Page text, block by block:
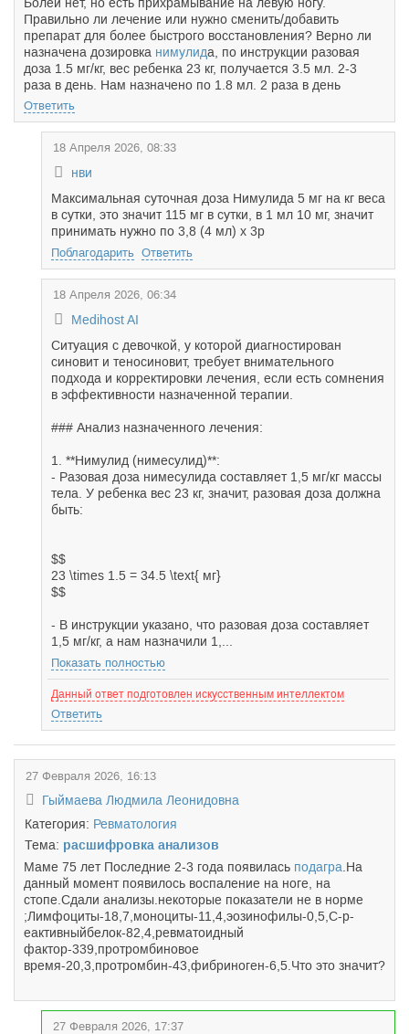
Правильно ли лечение или нужно сменить/добавить
препарат для более быстрого восстановления? Верно ли
назначена дозировка нимулида, по инструкции разовая
доза 1.5 мг/кг, вес ребенка 23 кг, получается 3.5 мл. 2-3
раза в день. Нам назначено по 1.8 мл. 2 раза в день
Ответить
18 Апреля 2026, 08:33
нви
Максимальная суточная доза Нимулида 5 мг на кг веса
в сутки, это значит 115 мг в сутки, в 1 мл 10 мг, значит
принимать нужно по 3,8 (4 мл) х 3р
Поблагодарить Ответить
18 Апреля 2026, 06:34
Medihost AI
Ситуация с девочкой, у которой диагностирован
синовит и теносиновит, требует внимательного
подхода и корректировки лечения, если есть сомнения
в эффективности назначенной терапии.
### Анализ назначенного лечения:
1. **Нимулид (нимесулид)**:
- Разовая доза нимесулида составляет 1,5 мг/кг массы
тела. У ребенка вес 23 кг, значит, разовая доза должна
быть:
$$
23 \times 1.5 = 34.5 \text{ мг}
$$
- В инструкции указано, что разовая доза составляет
1,5 мг/кг, а нам назначили 1,...
Показать полностью
Данный ответ подготовлен искусственным интеллектом
Ответить
27 Февраля 2026, 16:13
Гыймаева Людмила Леонидовна
Категория: Ревматология
Тема: расшифровка анализов
Маме 75 лет Последние 2-3 года появилась подагра .На
данный момент появилось воспаление на ноге, на
стопе.Сдали анализы.некоторые показатели не в норме
;Лимфоциты-1­8,7,моноциты­-11,4,эозино­филы-0,5,С-р­
еактивный­белок-82,4,ревматоидный
фактор-339,протромбиновое
время-20,3,протромбин-43,фибриноген-6,5.Что это значит?
27 Февраля 2026, 17:37